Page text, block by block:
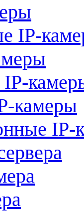
IP-
камеры
IP-